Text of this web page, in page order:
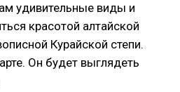
удивительные виды и
красотой алтайской
Курайской степи.
Он будет выглядеть